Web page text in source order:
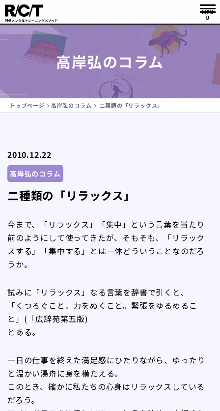
高岸弘のコラム
トップページ 高岸弘のコラム 二種類の「リラックス」
2010.12.22
高岸弘のコラム
二種類の「リラックス」
今まで、「リラックス」「集中」という言葉を当たり
前のようにして使ってきたが、そもそも、「リラック
スする」「集中する」とは一体どういうことなのだろ
うか。
試みに「リラックス」なる言葉を辞書で引くと、
「くつろぐこと。力をぬくこと。緊張をゆるめるこ
と」(「広辞苑第五版)
とある。
一日の仕事を終えた満足感にひたりながら、ゆったり
と温かい湯舟に身を横たえる。
このとき、確かに私たちの心身はリラックスしている
だろう。